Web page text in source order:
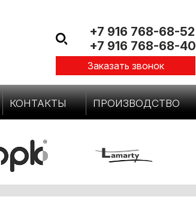
+7 916 768-68-52
+7 916 768-68-40
Заказать звонок
КОНТАКТЫ ПРОИЗВОДСТВО